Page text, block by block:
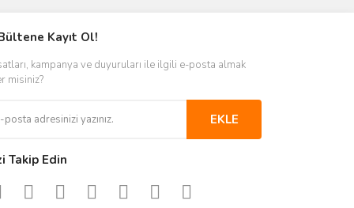
Kayıt Ol!
kampanya ve duyuruları ile ilgili e-posta almak
misiniz?
EKLE
Takip Edin